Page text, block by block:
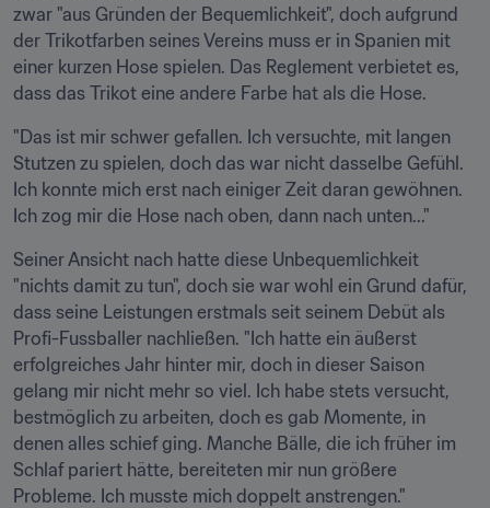
zwar "aus Gründen der Bequemlichkeit", doch aufgrund
der Trikotfarben seines Vereins muss er in Spanien mit
einer kurzen Hose spielen. Das Reglement verbietet es,
dass das Trikot eine andere Farbe hat als die Hose.
"Das ist mir schwer gefallen. Ich versuchte, mit langen
Stutzen zu spielen, doch das war nicht dasselbe Gefühl.
Ich konnte mich erst nach einiger Zeit daran gewöhnen.
Ich zog mir die Hose nach oben, dann nach unten..."
Seiner Ansicht nach hatte diese Unbequemlichkeit
"nichts damit zu tun", doch sie war wohl ein Grund dafür,
dass seine Leistungen erstmals seit seinem Debüt als
Profi-Fussballer nachließen. "Ich hatte ein äußerst
erfolgreiches Jahr hinter mir, doch in dieser Saison
gelang mir nicht mehr so viel. Ich habe stets versucht,
bestmöglich zu arbeiten, doch es gab Momente, in
denen alles schief ging. Manche Bälle, die ich früher im
Schlaf pariert hätte, bereiteten mir nun größere
Probleme. Ich musste mich doppelt anstrengen."